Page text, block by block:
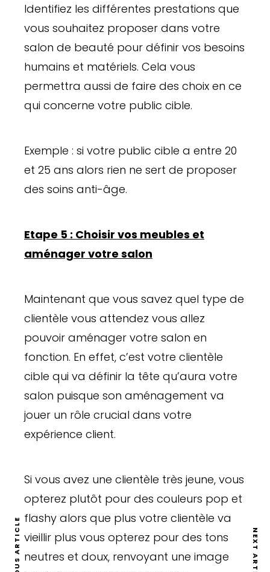
Identifiez les différentes prestations que
vous souhaitez proposer dans votre
salon de beauté pour définir vos besoins
humains et matériels. Cela vous
permettra aussi de faire des choix en ce
qui concerne votre public cible.
Exemple : si votre public cible a entre 20
et 25 ans alors rien ne sert de proposer
des soins anti-âge.
Etape 5 : Choisir vos meubles et
aménager votre salon
Maintenant que vous savez quel type de
clientèle vous attendez vous allez
pouvoir aménager votre salon en
fonction. En effet, c’est votre clientèle
cible qui va définir la tête qu’aura votre
salon puisque son aménagement va
jouer un rôle crucial dans votre
expérience client.
Si vous avez une clientèle très jeune, vous
opterez plutôt pour des couleurs pop et
flashy alors que plus votre clientèle va
vieillir plus vous opterez pour des tons
neutres et doux, renvoyant une image
NEXT ARTICLE